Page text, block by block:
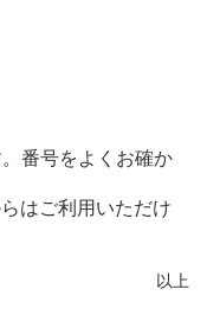
番号をよくお確か
はご利用いただけ
以上